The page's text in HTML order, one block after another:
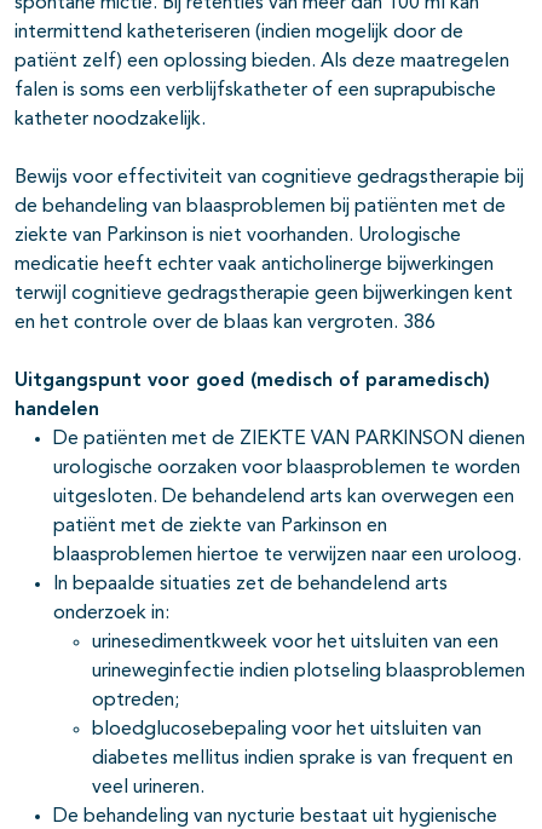
intermittend katheteriseren (indien mogelijk door de
patiënt zelf) een oplossing bieden. Als deze maatregelen
falen is soms een verblijfskatheter of een suprapubische
katheter noodzakelijk.
Bewijs voor effectiviteit van cognitieve gedragstherapie bij
de behandeling van blaasproblemen bij patiënten met de
ziekte van Parkinson is niet voorhanden. Urologische
medicatie heeft echter vaak anticholinerge bijwerkingen
terwijl cognitieve gedragstherapie geen bijwerkingen kent
en het controle over de blaas kan vergroten. 386
Uitgangspunt voor goed (medisch of paramedisch)
handelen
De patiënten met de ZIEKTE VAN PARKINSON dienen
urologische oorzaken voor blaasproblemen te worden
uitgesloten. De behandelend arts kan overwegen een
patiënt met de ziekte van Parkinson en
blaasproblemen hiertoe te verwijzen naar een uroloog.
In bepaalde situaties zet de behandelend arts
onderzoek in:
urinesedimentkweek voor het uitsluiten van een
urineweginfectie indien plotseling blaasproblemen
optreden;
bloedglucosebepaling voor het uitsluiten van
diabetes mellitus indien sprake is van frequent en
veel urineren.
De behandeling van nycturie bestaat uit hygienische